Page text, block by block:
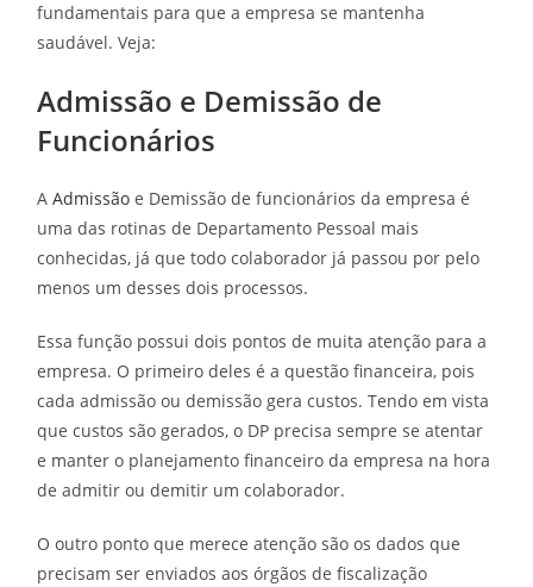
fundamentais para que a empresa se mantenha
saudável. Veja:
Admissão e Demissão de
Funcionários
AAdmissãoe Demissão de funcionários da empresa é
uma das rotinas de Departamento Pessoal mais
conhecidas, já que todo colaborador já passou por pelo
menos um desses dois processos.
Essa função possui dois pontos de muita atenção para a
empresa. O primeiro deles é a questão financeira, pois
cada admissão ou demissão gera custos. Tendo em vista
que custos são gerados, o DP precisa sempre se atentar
e manter o planejamento financeiro da empresa na hora
de admitir ou demitir um colaborador.
O outro ponto que merece atenção são os dados que
precisam ser enviados aos órgãos de fiscalização